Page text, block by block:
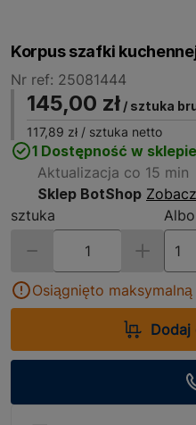
Korpus szafki
Nr ref: 25081444
145,00 zł / sztuka
117,89 zł / sztuka netto
1 Dostępność w sklepie
Aktualizacja co 15 min
Sklep BotShop
sztuka
Osiągnięto maksymalną
Dodaj